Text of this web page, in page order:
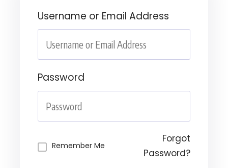
Username or Email Address
Password
Remember Me
Forgot
Password?